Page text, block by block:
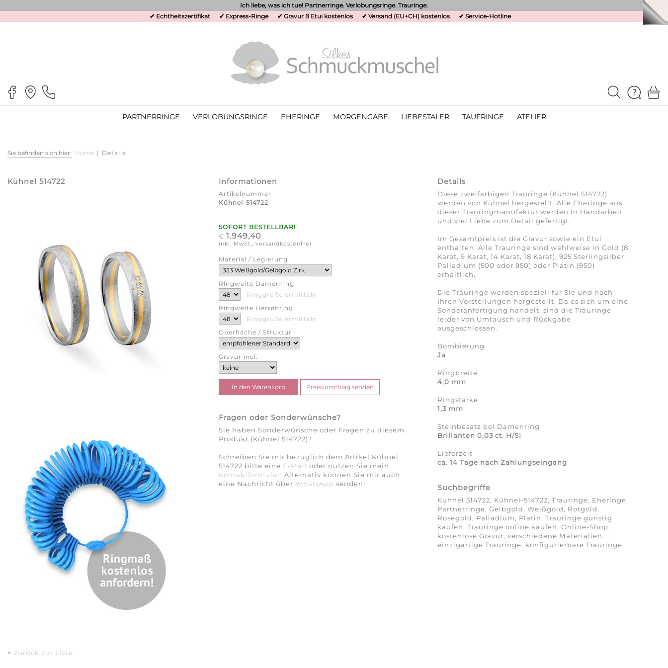
Ich liebe, was ich tue! Partnerringe. Verlobungsringe. Trauringe.
✔ Echtheitszertifikat
✔ Express-Ringe ✔ Gravur ß Etui kostenlos ✔ Versand (EU+CH) kostenlos ✔ Service-Hotline
PARTNERRINGE VERLOBUNGSRINGE EHERINGE MORGENGABE LIEBESTALER TAUFRINGE ATELIER
Sie befinden sich hier: Home | Details
Kühnel 514722 Informationen
Artikelnummer
Kühnel-514722
SOFORT BESTELLBAR!
€ 1.949,40
inkl. MwSt., versandkostenfrei
Material / Legierung
Ringweite Damenring
Ringgröße ermitteln
Ringweite Herrenring
Ringgröße ermitteln
Oberfläche / Struktur
Gravur incl.
Fragen oder Sonderwünsche?
Sie haben Sonderwünsche oder Fragen zu diesem
Produkt (Kühnel 514722)?
Schreiben Sie mir bezüglich dem Artikel Kühnel
514722 bitte eine E-Mail oder nutzen Sie mein
Kontaktformular. Alternativ können Sie mir auch
eine Nachricht über WhatsApp senden!
Details
Diese zweifarbigen Trauringe (Kühnel 514722)
werden von Kühnel hergestellt. Alle Eheringe aus
dieser Trauringmanufaktur werden in Handarbeit
und viel Liebe zum Detail gefertigt.
Im Gesamtpreis ist die Gravur sowie ein Etui
enthalten. Alle Trauringe sind wahlweise in Gold (8
Karat, 9 Karat, 14 Karat, 18 Karat), 925 Sterlingsilber,
Palladium (500 oder 950) oder Platin (950)
erhältlich.
Die Trauringe werden speziell für Sie und nach
Ihren Vorstellungen hergestellt. Da es sich um eine
Sonderanfertigung handelt, sind die Trauringe
leider von Umtausch und Rückgabe
ausgeschlossen.
Bombierung
Ja
Ringbreite
4,0 mm
Ringstärke
1,3 mm
Steinbesatz bei Damenring
Brillanten 0,03 ct. H/SI
Lieferzeit
ca. 14 Tage nach Zahlungseingang
Suchbegriffe
Kühnel 514722, Kühnel-514722, Trauringe, Eheringe,
Partnerringe, Gelbgold, Weißgold, Rotgold,
Rosegold, Palladium, Platin, Trauringe günstig
kaufen, Trauringe online kaufen, Online-Shop,
kostenlose Gravur, verschiedene Materialien,
einzigartige Trauringe, konfigurierbare Trauringe
< zurück zur Liste